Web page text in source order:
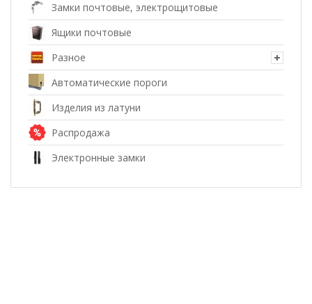
Замки почтовые, электрощитовые
Ящики почтовые
Разное
Автоматические пороги
Изделия из латуни
Распродажа
Электронные замки